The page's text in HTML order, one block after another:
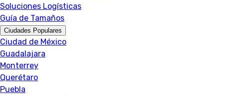
Soluciones Logísticas
Guía de Tamaños
Ciudades Populares
Ciudad de México
Guadalajara
Monterrey
Querétaro
Puebla